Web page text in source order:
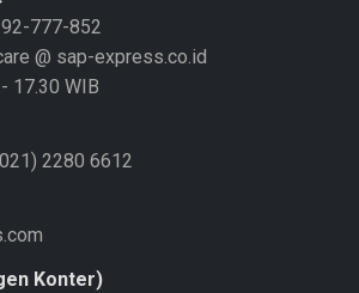
777-852
@ sap-express.co.id
17.30 WIB
2280 6612
Konter)